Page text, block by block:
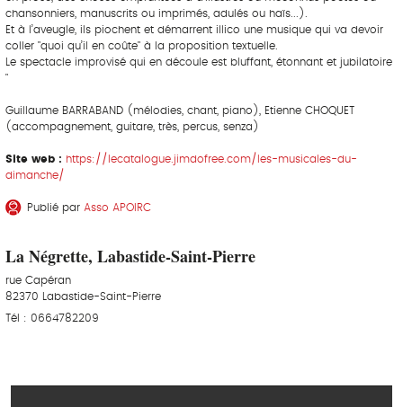
chansonniers, manuscrits ou imprimés, adulés ou haïs...).
Et à l’aveugle, ils piochent et démarrent illico une musique qui va devoir
coller "quoi qu’il en coûte" à la proposition textuelle.
Le spectacle improvisé qui en découle est bluffant, étonnant et jubilatoire
"
Guillaume BARRABAND (mélodies, chant, piano), Etienne CHOQUET
(accompagnement, guitare, très, percus, senza)
Site web : https://lecatalogue.jimdofree.com/les-musicales-du-
dimanche/
Publié par Asso APOIRC
La Négrette, Labastide-Saint-Pierre
rue Capéran
82370 Labastide-Saint-Pierre
Tél : 0664782209